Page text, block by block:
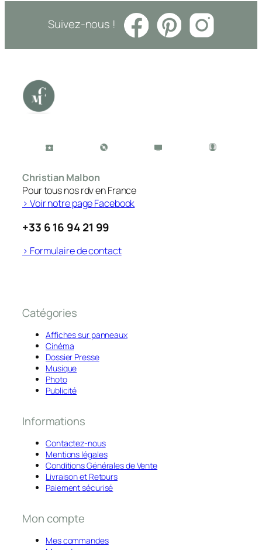
Suivez-nous !
Christian Malbon
Pour tous nos rdv en France
> Voir notre page Facebook
+33 6 16 94 21 99
> Formulaire de contact
Catégories
Affiches sur panneaux
Cinéma
Dossier Presse
Musique
Photo
Publicité
Informations
Contactez-nous
Mentions légales
Conditions Générales de Vente
Livraison et Retours
Paiement sécurisé
Mon compte
Mes commandes